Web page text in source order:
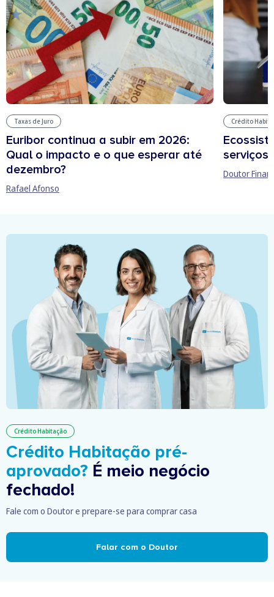
Taxas de Juro
Euribor continua a subir em 2026:
Qual o impacto e o que esperar até
dezembro?
Rafael Afonso
Crédito
serviços
Doutor
Crédito Habitação
Crédito Habitação pré-
aprovado? É meio negócio
fechado!
Fale com o Doutor e prepare-se para comprar casa
Falar com o Doutor